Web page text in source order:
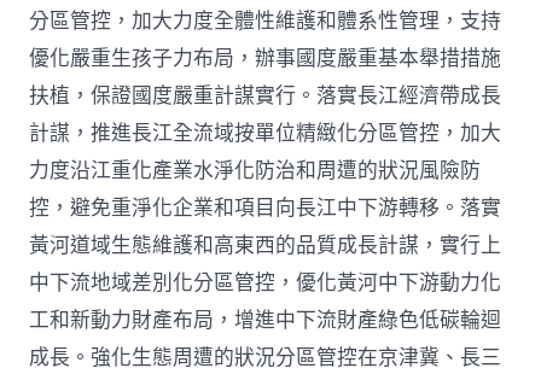
分區管控，加大力度全體性維護和體系性管理，支持
優化嚴重生孩子力布局，辦事國度嚴重基本舉措措施
扶植，保證國度嚴重計謀實行。落實長江經濟帶成長
計謀，推進長江全流域按單位精緻化分區管控，加大
力度沿江重化產業水淨化防治和周遭的狀況風險防
控，避免重淨化企業和項目向長江中下游轉移。落實
黃河道域生態維護和高東西的品質成長計謀，實行上
中下流地域差別化分區管控，優化黃河中下游動力化
工和新動力財產布局，增進中下流財產綠色低碳輪迴
成長。強化生態周遭的狀況分區管控在京津冀、長三